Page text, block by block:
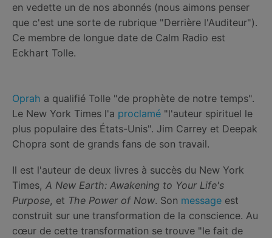
en vedette un de nos abonnés (nous aimons penser
que c'est une sorte de rubrique "Derrière l'Auditeur").
Ce membre de longue date de Calm Radio est
Eckhart Tolle.
Oprah a qualifié Tolle "de prophète de notre temps".
Le New York Times l'a proclamé "l'auteur spirituel le
plus populaire des États-Unis". Jim Carrey et Deepak
Chopra sont de grands fans de son travail.
Il est l'auteur de deux livres à succès du New York
Times, A New Earth: Awakening to Your Life's
Purpose, et The Power of Now. Son message est
construit sur une transformation de la conscience. Au
cœur de cette transformation se trouve "le fait de